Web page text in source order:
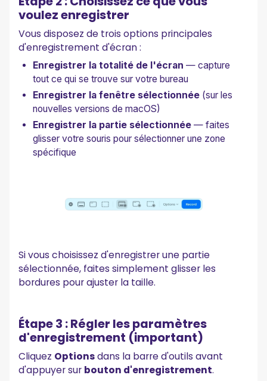
voulez enregistrer
Vous disposez de trois options principales
d'enregistrement d'écran :
Enregistrer la totalité de l'écran — capture
tout ce qui se trouve sur votre bureau
Enregistrer la fenêtre sélectionnée (sur les
nouvelles versions de macOS)
Enregistrer la partie sélectionnée — faites
glisser votre souris pour sélectionner une zone
spécifique
Si vous choisissez d'enregistrer une partie
sélectionnée, faites simplement glisser les
bordures pour ajuster la taille.
Étape 3 : Régler les paramètres
d'enregistrement (important)
Cliquez Optionsdans la barre d'outils avant
d'appuyer sur bouton d'enregistrement.